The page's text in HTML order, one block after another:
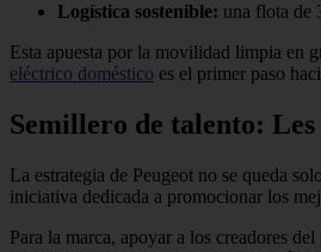
Logística sostenible: una flota de
Esta apuesta por la movilidad limpia en
eléctrico doméstico es el primer paso
Semillero de talento:
La estrategia de Peugeot no se queda
iniciativa dedicada a promocionar los
Para la marca, apoyar a los creadores